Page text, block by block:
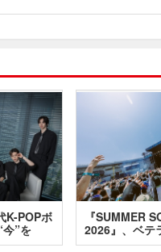
POPボ
”を
『SUMMER
2026』、ベ